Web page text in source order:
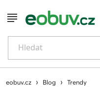
Hledat
eobuv.cz › Blog › Trendy